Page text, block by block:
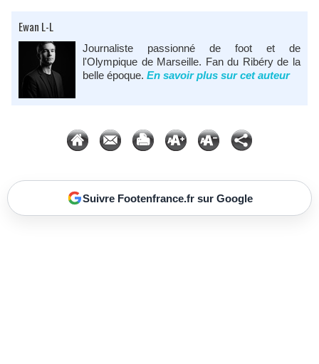
Ewan L-L
Journaliste passionné de foot et de
l'Olympique de Marseille. Fan du Ribéry de la
belle époque. En savoir plus sur cet auteur
Suivre Footenfrance.fr sur Google